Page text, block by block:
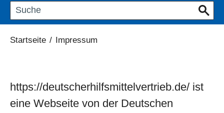
Startseite / Impressum
https://deutscherhilfsmittelvertrieb.de/ ist
eine Webseite von der Deutschen